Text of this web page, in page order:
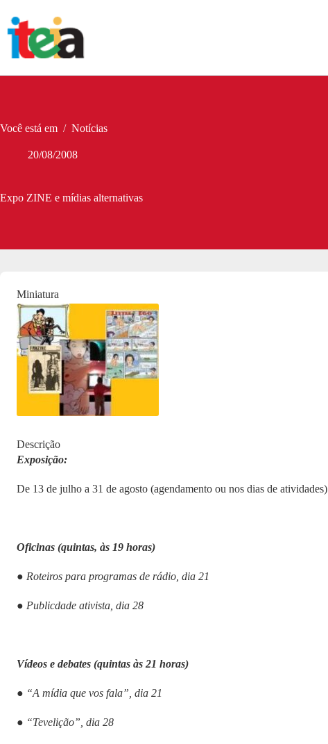
para
conteúdo
Você está em / Notícias
20/08/2008
Expo ZINE e mídias alternativas
Miniatura
Descrição
Exposição:
De 13 de julho a 31 de agosto (agendamento ou nos dias de atividades)
Oficinas (quintas, às 19 horas)
● Roteiros para programas de rádio, dia 21
● Publicdade ativista, dia 28
Vídeos e debates (quintas às 21 horas)
● “A mídia que vos fala”, dia 21
● “Tevelição”, dia 28